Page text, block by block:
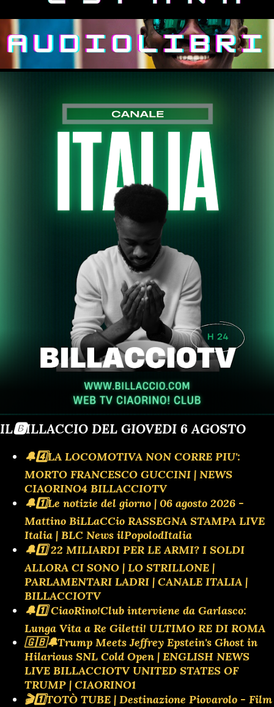
IL🅱️ILLACCIO DEL GIOVEDI 6 AGOSTO
🔔4️⃣LA LOCOMOTIVA NON CORRE PIU':
MORTO FRANCESCO GUCCINI | NEWS
CIAORINO4 BILLACCIOTV
🔔1️⃣Le notizie del giorno | 06 agosto 2026 -
Mattino BiLLaCCio RASSEGNA STAMPA LIVE
Italia | BLC News ilPopolodItalia
🔔1️⃣ 22 MILIARDI PER LE ARMI? I SOLDI
ALLORA CI SONO | LO STRILLONE |
PARLAMENTARI LADRI | CANALE ITALIA |
BILLACCIOTV
🔔1️⃣ CiaoRino!Club interviene da Garlasco:
Lunga Vita a Re Giletti! ULTIMO RE DI ROMA
🇬🇧🔔Trump Meets Jeffrey Epstein's Ghost in
Hilarious SNL Cold Open | ENGLISH NEWS
LIVE BILLACCIOTV UNITED STATES OF
TRUMP | CIAORINO1
🎬1️⃣TOTÒ TUBE | Destinazione Piovarolo - Film